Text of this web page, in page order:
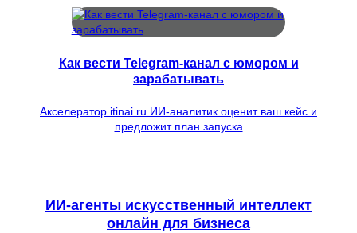
Как вести Telegram-канал с юмором и
зарабатывать
Акселератор itinai.ru ИИ-аналитик оценит ваш кейс и
предложит план запуска
ИИ-агенты искусственный интеллект
онлайн для бизнеса